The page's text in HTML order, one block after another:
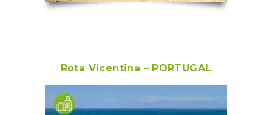
Rota Vicentina – PORTUGAL